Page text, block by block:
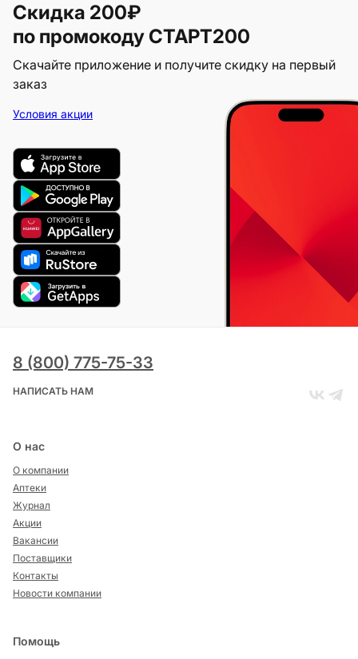
Скидка 200₽
по промокоду СТАРТ200
Скачайте приложение и получите скидку на первый
заказ
Условия акции
8 (800) 775-75-33
НАПИСАТЬ НАМ
О нас
О компании
Аптеки
Журнал
Акции
Вакансии
Поставщики
Контакты
Новости компании
Помощь